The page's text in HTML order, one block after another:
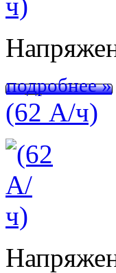
подробнее »
(62 А/ч)